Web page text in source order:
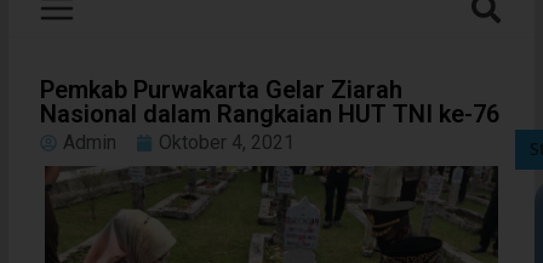
Pemkab Purwakarta Gelar Ziarah
Nasional dalam Rangkaian HUT TNI ke-76
Admin Oktober 4, 2021